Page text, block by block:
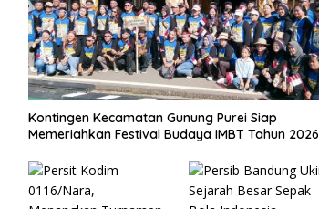
Kontingen Kecamatan Gunung Purei Siap
Memeriahkan Festival Budaya IMBT Tahun 2026